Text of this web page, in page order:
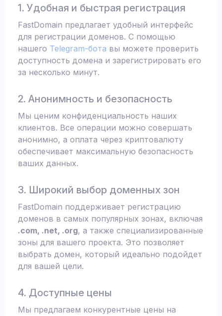
1. Удобная и быстрая регистрация
FastDomain предлагает удобный интерфейс
для регистрации доменов. С помощью
нашего Telegram-бота вы можете проверить
доступность домена и зарегистрировать его
за несколько минут.
2. Анонимность и безопасность
Мы ценим конфиденциальность наших
клиентов. Все операции можно совершать
анонимно, а оплата через криптовалюту
обеспечивает максимальную безопасность
ваших данных.
3. Широкий выбор доменных зон
FastDomain поддерживает регистрацию
доменов в самых популярных зонах, включая
.com, .net, .org, а также специализированные
зоны для вашего проекта. Это позволяет
выбрать домен, который идеально подойдет
для вашей цели.
4. Доступные цены
Мы предлагаем конкурентные цены на